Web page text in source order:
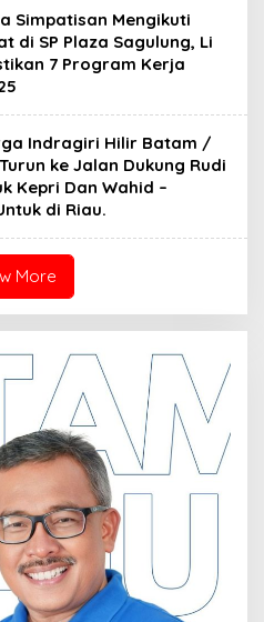
Simpatisan Mengikuti
di SP Plaza Sagulung, Li
7 Program Kerja
Indragiri Hilir Batam /
ke Jalan Dukung Rudi
Kepri Dan Wahid –
di Riau.
More